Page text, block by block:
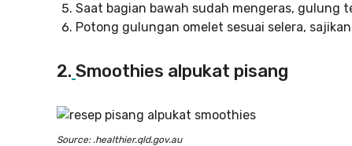
Saat bagian bawah sudah mengeras, gulung
Potong gulungan omelet sesuai selera,
2. Smoothies alpukat pisang
Source: .healthier.qld.gov.au